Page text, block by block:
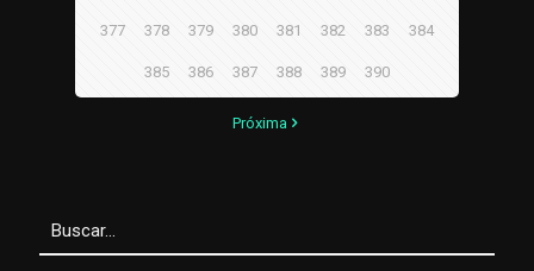
377 378 379 380 381 382 383 384
385 386 387 388 389 390
Próxima